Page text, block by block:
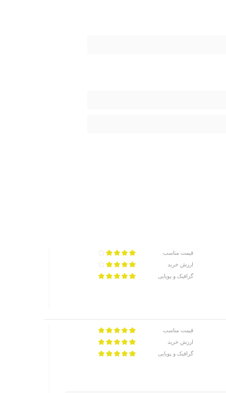
قیمت مناسب
ارزش خرید
گرافیک و پویایی
قیمت مناسب
ارزش خرید
گرافیک و پویایی